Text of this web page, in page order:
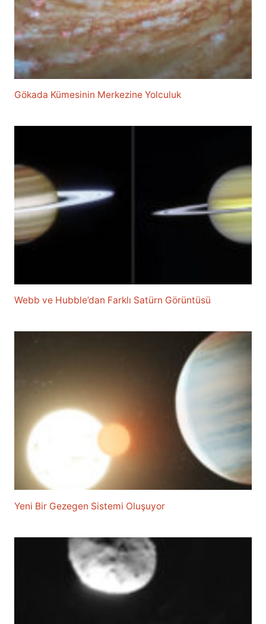
Gökada Kümesinin Merkezine Yolculuk
Webb ve Hubble’dan Farklı Satürn Görüntüsü
Yeni Bir Gezegen Sistemi Oluşuyor